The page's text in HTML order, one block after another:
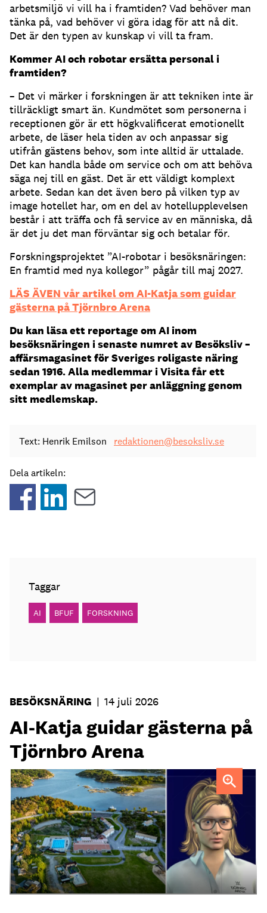
arbetsmiljö vi vill ha i framtiden? Vad behöver man
tänka på, vad behöver vi göra idag för att nå dit.
Det är den typen av kunskap vi vill ta fram.
Kommer AI och robotar ersätta personal i
framtiden?
– Det vi märker i forskningen är att tekniken inte är
tillräckligt smart än. Kundmötet som personerna i
receptionen gör är ett högkvalificerat emotionellt
arbete, de läser hela tiden av och anpassar sig
utifrån gästens behov, som inte alltid är uttalade.
Det kan handla både om service och om att behöva
säga nej till en gäst. Det är ett väldigt komplext
arbete. Sedan kan det även bero på vilken typ av
image hotellet har, om en del av hotellupplevelsen
består i att träffa och få service av en människa, då
är det ju det man förväntar sig och betalar för.
Forskningsprojektet ”AI-robotar i besöksnäringen:
En framtid med nya kollegor” pågår till maj 2027.
LÄS ÄVEN vår artikel om AI-Katja som guidar
gästerna på Tjörnbro Arena
Du kan läsa ett reportage om AI inom
besöksnäringen i senaste numret av Besöksliv –
affärsmagasinet för Sveriges roligaste näring
sedan 1916. Alla medlemmar i Visita får ett
exemplar av magasinet per anläggning genom
sitt medlemskap.
Text: Henrik Emilson redaktionen@besoksliv.se
Dela artikeln:
Taggar
AI BFUF FORSKNING
BESÖKSNÄRING | 14 juli 2026
AI-Katja guidar gästerna på
Tjörnbro Arena
AI-medarbetaren Katja tillträdde i tjänst i april.